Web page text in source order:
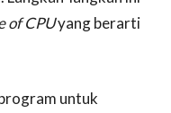
of CPUyang berarti
untuk